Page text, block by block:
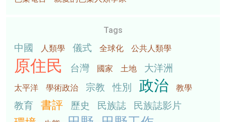
Tags
中國 人類學 儀式 全球化 公共人類學
原住民 台灣 國家 土地 大洋洲
太平洋 學術政治 宗教 性別 政治 教學
教育 書評 歷史 民族誌 民族誌影片